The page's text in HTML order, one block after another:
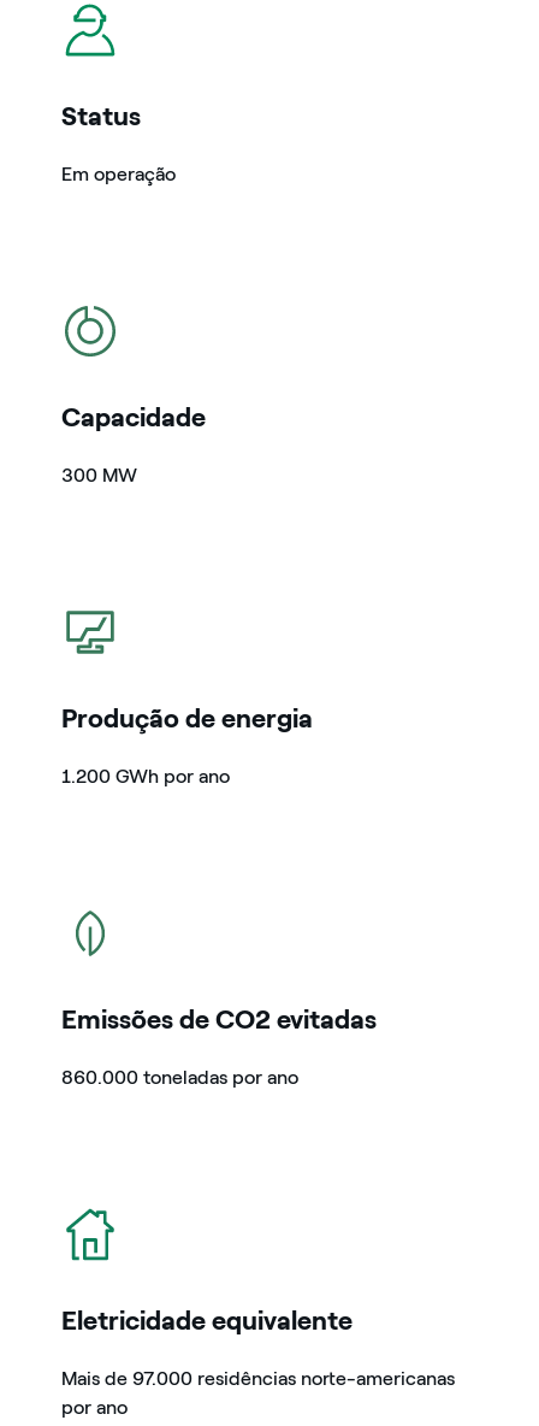
icon
Status
Em operação
icon
Capacidade
300 MW
icon
Produção de energia
1.200 GWh por ano
icon
Emissões de CO2 evitadas
860.000 toneladas por ano
icon
Eletricidade equivalente
Mais de 97.000 residências norte-americanas
por ano